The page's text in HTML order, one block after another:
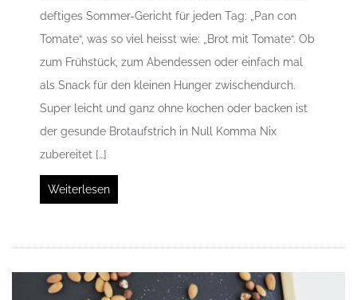
deftiges Sommer-Gericht für jeden Tag: „Pan con
Tomate“, was so viel heisst wie: „Brot mit Tomate“. Ob
zum Frühstück, zum Abendessen oder einfach mal
als Snack für den kleinen Hunger zwischendurch.
Super leicht und ganz ohne kochen oder backen ist
der gesunde Brotaufstrich in Null Komma Nix
zubereitet […]
Weiterlesen